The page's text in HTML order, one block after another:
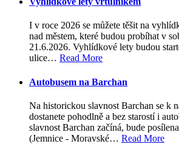
I v roce 2026 se můžete těšit na
nad městem, které budou probíhat v
21.6.2026. Vyhlídkové lety budou
ulice… Read More
Autobusem na Barchan
Na historickou slavnost Barchan se k
dostanete pohodlně a bez starostí i
slavnost Barchan začíná, bude
(Jemnice - Moravské… Read More